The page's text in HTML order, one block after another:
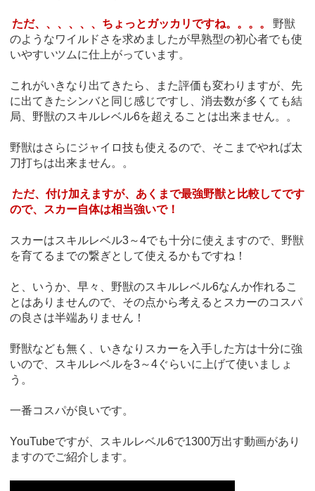
ただ、、、、、、ちょっとガッカリですね。。。。
野獣
のようなワイルドさを求めましたが早熟型の初心者でも使
いやすいツムに仕上がっています。
これがいきなり出てきたら、また評価も変わりますが、先
に出てきたシンバと同じ感じですし、消去数が多くても結
局、野獣のスキルレベル6を超えることは出来ません。。
野獣はさらにジャイロ技も使えるので、そこまでやれば太
刀打ちは出来ません。。
ただ、付け加えますが、あくまで最強野獣と比較してです
ので、スカー自体は相当強いで！
スカーはスキルレベル3～4でも十分に使えますので、野獣
を育てるまでの繋ぎとして使えるかもですね！
と、いうか、早々、野獣のスキルレベル6なんか作れるこ
とはありませんので、その点から考えるとスカーのコスパ
の良さは半端ありません！
野獣なども無く、いきなりスカーを入手した方は十分に強
いので、スキルレベルを3～4ぐらいに上げて使いましょ
う。
一番コスパが良いです。
YouTubeですが、スキルレベル6で1300万出す動画があり
ますのでご紹介します。